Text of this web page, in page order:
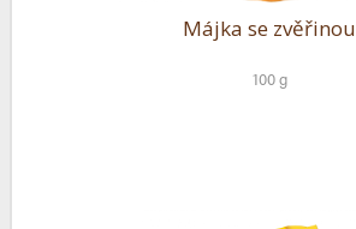
Májka se zvěřinou
100 g